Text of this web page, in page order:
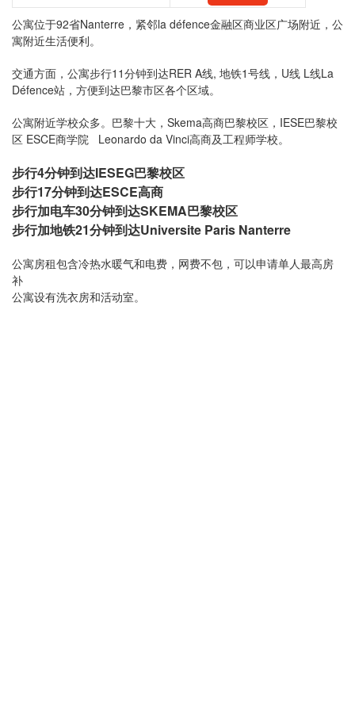
公寓位于92省Nanterre，紧邻la défence金融区商业区广场附近，公
寓附近生活便利。
交通方面，公寓步行11分钟到达RER A线, 地铁1号线，U线 L线La
Défence站，方便到达巴黎市区各个区域。
公寓附近学校众多。巴黎十大，Skema高商巴黎校区，IESE巴黎校
区 ESCE商学院 Leonardo da Vinci高商及工程师学校。
步行4分钟到达IESEG巴黎校区
步行17分钟到达ESCE高商
步行加电车30分钟到达SKEMA巴黎校区
步行加地铁21分钟到达Universite Paris Nanterre
公寓房租包含冷热水暖气和电费，网费不包，可以申请单人最高房
补
公寓设有洗衣房和活动室。